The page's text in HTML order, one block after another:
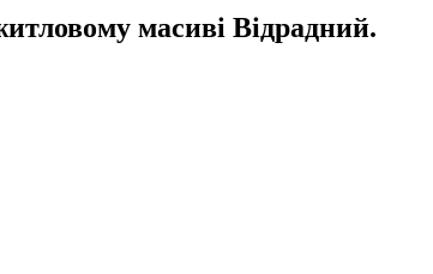
масиві Відрадний.